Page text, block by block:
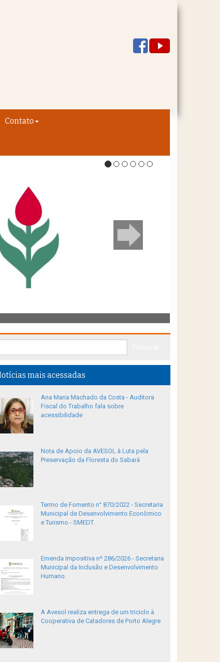
Contato
mais acessadas
Ana Maria Machado da Costa - Auditora
Fiscal do Trabalho fala sobre
acessibilidade
Nota de Apoio da AVESOL à Luta pela
Preservação da Floresta do Sabará
Termo de Fomento n° 870/2022 - Secretaria
Municipal de Desenvolvimento Econômico
e Turismo - SMEDT.
Emenda Impositiva nº 286/2026 - Secretaria
Municipal da Inclusão e Desenvolvimento
Humano.
A Avesol realiza entrega de um triciclo à
Cooperativa de Catadores de Porto Alegre